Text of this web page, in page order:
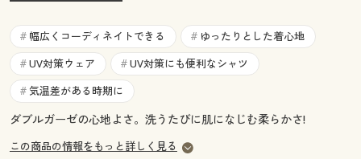
お気に入り
サポート
ご利用ガイド
よくある質問とお問い合わせ
ご利用ガイド
よくある質問とお問い合わせ
# 幅広くコーディネイトできる # ゆったりとした着心地
# UV対策ウェア # UV対策にも便利なシャツ
# 気温差がある時期に
ダブルガーゼの心地よさ。洗うたびに肌になじむ柔らかさ!
この商品の情報をもっと詳しく見る